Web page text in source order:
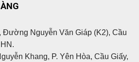
Đường Nguyễn Văn Giáp (K2), Cầu
Khang, P. Yên Hòa, Cầu Giấy,